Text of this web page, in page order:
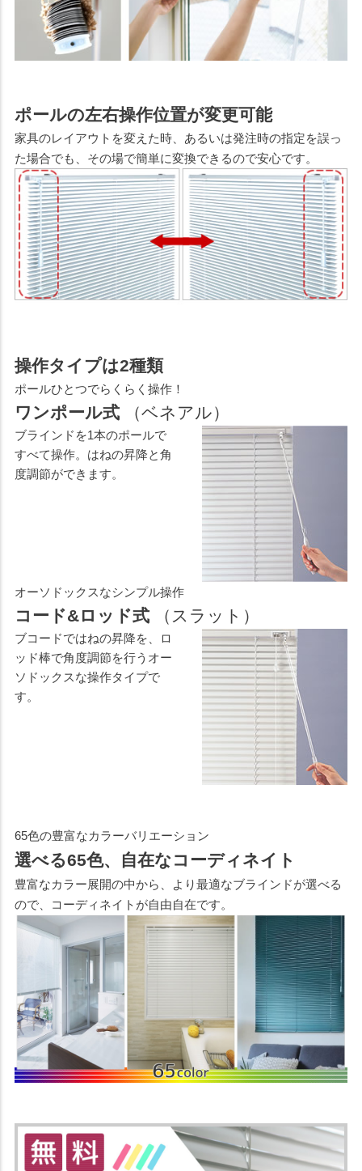
ポールの左右操作位置が変更可能
家具のレイアウトを変えた時、あるいは発注時の指定を誤っ
た場合でも、その場で簡単に変換できるので安心です。
操作タイプは2種類
ポールひとつでらくらく操作！
ワンポール式 （ベネアル）
ブラインドを1本のポールで
すべて操作。はねの昇降と角
度調節ができます。
オーソドックスなシンプル操作
コード&ロッド式 （スラット）
ブコードではねの昇降を、ロ
ッド棒で角度調節を行うオー
ソドックスな操作タイプで
す。
65色の豊富なカラーバリエーション
選べる65色、自在なコーディネイト
豊富なカラー展開の中から、より最適なブラインドが選べる
ので、コーディネイトが自由自在です。